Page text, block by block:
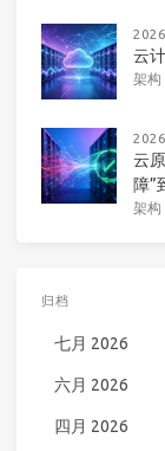
云
架构
云
障”
架构
归档
七月 2026
六月 2026
四月 2026